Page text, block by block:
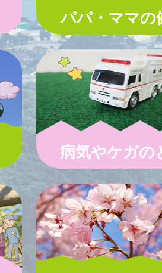
パパ・ママの
病気やケガの